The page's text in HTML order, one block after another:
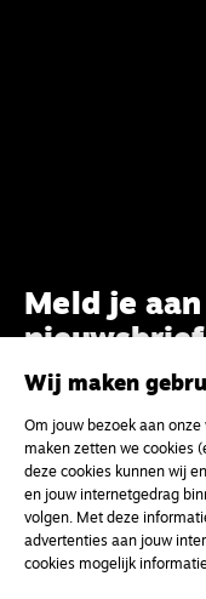
Meld je
nieuwsbrief
Wij maken
Om jouw bezoek aan
maken zetten we cookies
deze cookies kunnen wij
en jouw internetgedrag
volgen. Met deze
advertenties aan jouw
cookies mogelijk